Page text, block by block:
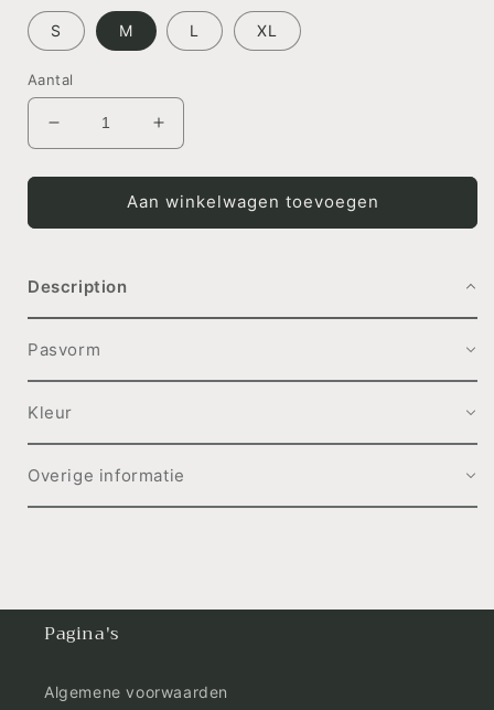
S M L XL
Aantal
Aantal
verlagen
voor
BLOUSE
Red
Aantal
verhogen
voor
BLOUSE
Red
Aan winkelwagen toevoegen
Description
Pasvorm
Kleur
Overige informatie
Pagina's
Algemene voorwaarden